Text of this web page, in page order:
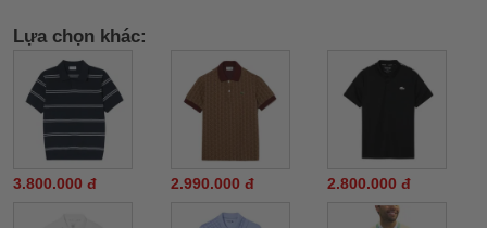
Lựa chọn khác:
3.800.000 đ 2.990.000 đ 2.800.000 đ